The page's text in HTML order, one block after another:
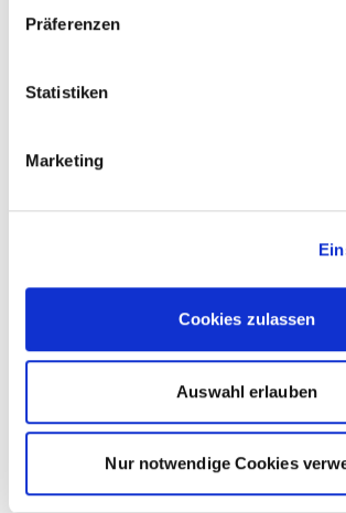
Präferenzen
Statistiken
Marketing
Cookies zulassen
Auswahl erlauben
Nur notwendige Cookies